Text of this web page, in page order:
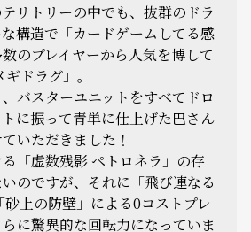
リトリーの中でも、抜群のドラ
構造で「カードゲームしてる感
のプレイヤーから人気を博して
ドラグ」。
バスターユニットをすべてドロ
に振って青単に仕上げた巴さん
いただきました！
「虚数残影 ペトロネラ」の存
のですが、それに「飛び連なる
上の防壁」による0コストプレ
に驚異的な回転力になっていま